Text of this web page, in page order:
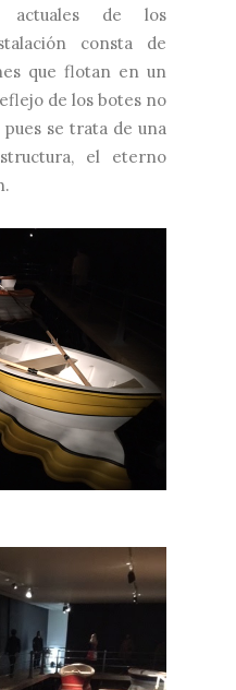
actuales de los
consta de
que flotan en un
de los botes no
se trata de una
el eterno